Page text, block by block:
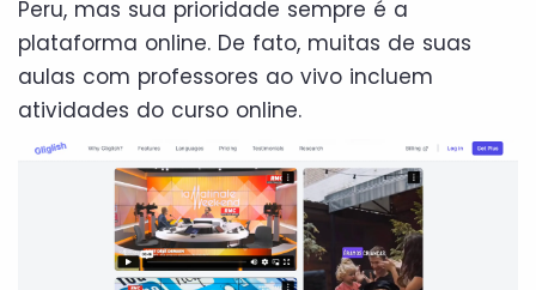
Peru, mas sua prioridade sempre é a
plataforma online. De fato, muitas de suas
aulas com professores ao vivo incluem
atividades do curso online.